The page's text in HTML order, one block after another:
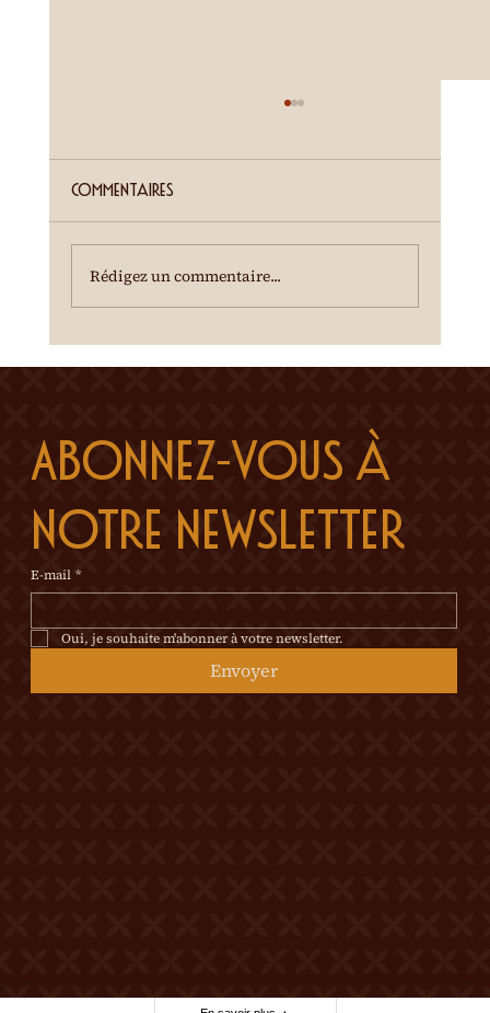
Abonnez-vous à
notre newsletter
E-mail *
Oui, je souhaite m'abonner à votre newsletter.
Envoyer
Cour de la Ferme du Château Mercier
Entrée gratuite Restauration dès 19h00
Commentaires
Rédigez un commentaire...